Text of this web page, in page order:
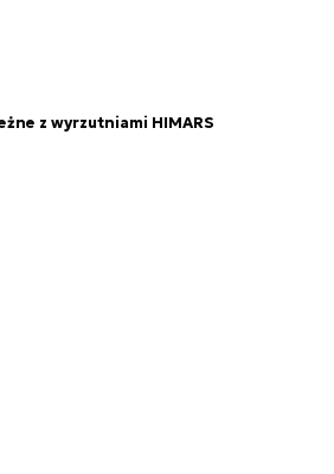
z wyrzutniami HIMARS